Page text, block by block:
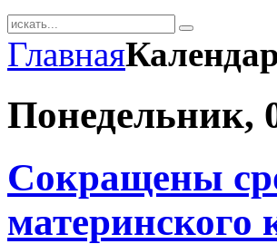
Главная
Понедельник,
Сокращены
материнского